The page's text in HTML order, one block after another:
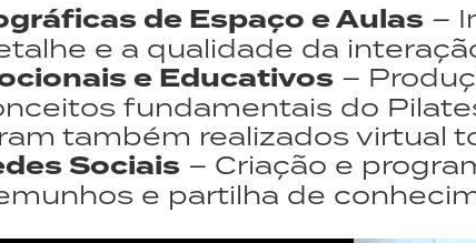
de Espaço e Aulas –
e a qualidade da
e Educativos –
fundamentais do
também realizados virtual
Sociais – Criação e
e partilha de